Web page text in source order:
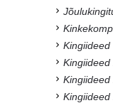
Kingiideed
Kingiideed